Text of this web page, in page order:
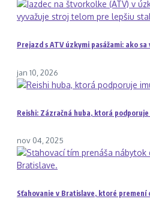
Prejazd s ATV úzkymi pasážami: ako
jan 10, 2026
Reishi: Zázračná huba, ktorá
nov 04, 2025
Sťahovanie v Bratislave, ktoré premení